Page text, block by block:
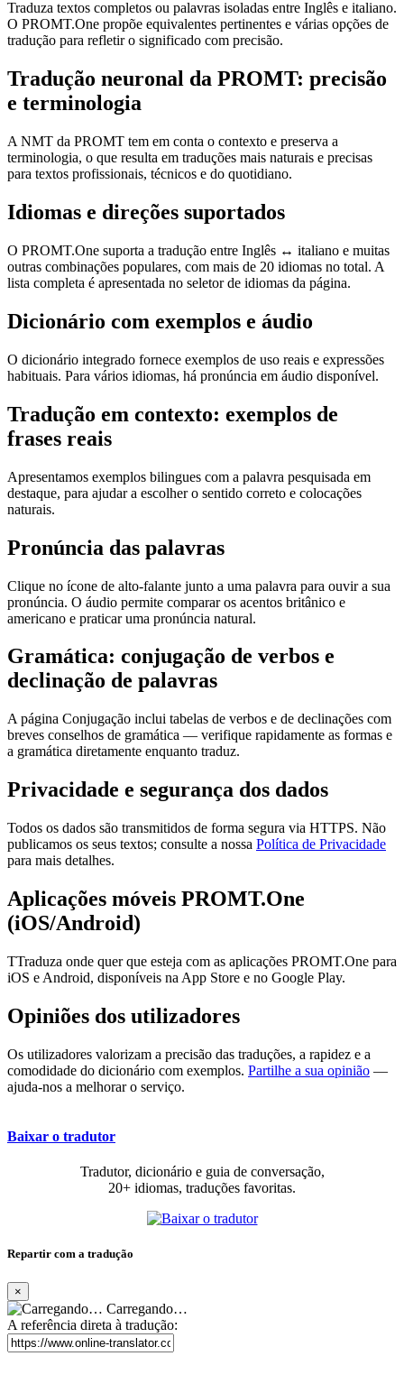
Traduza textos completos ou palavras isoladas entre Inglês e italiano.
O PROMT.One propõe equivalentes pertinentes e várias opções de
tradução para refletir o significado com precisão.
Tradução neuronal da PROMT: precisão
e terminologia
A NMT da PROMT tem em conta o contexto e preserva a
terminologia, o que resulta em traduções mais naturais e precisas
para textos profissionais, técnicos e do quotidiano.
Idiomas e direções suportados
O PROMT.One suporta a tradução entre Inglês ↔ italiano e muitas
outras combinações populares, com mais de 20 idiomas no total. A
lista completa é apresentada no seletor de idiomas da página.
Dicionário com exemplos e áudio
O dicionário integrado fornece exemplos de uso reais e expressões
habituais. Para vários idiomas, há pronúncia em áudio disponível.
Tradução em contexto: exemplos de
frases reais
Apresentamos exemplos bilingues com a palavra pesquisada em
destaque, para ajudar a escolher o sentido correto e colocações
naturais.
Pronúncia das palavras
Clique no ícone de alto-falante junto a uma palavra para ouvir a sua
pronúncia. O áudio permite comparar os acentos britânico e
americano e praticar uma pronúncia natural.
Gramática: conjugação de verbos e
declinação de palavras
A página Conjugação inclui tabelas de verbos e de declinações com
breves conselhos de gramática — verifique rapidamente as formas e
a gramática diretamente enquanto traduz.
Privacidade e segurança dos dados
Todos os dados são transmitidos de forma segura via HTTPS. Não
publicamos os seus textos; consulte a nossa Política de Privacidade
para mais detalhes.
Aplicações móveis PROMT.One
(iOS/Android)
TTraduza onde quer que esteja com as aplicações PROMT.One para
iOS e Android, disponíveis na App Store e no Google Play.
Opiniões dos utilizadores
Os utilizadores valorizam a precisão das traduções, a rapidez e a
comodidade do dicionário com exemplos. Partilhe a sua opinião —
ajuda-nos a melhorar o serviço.
Baixar o tradutor
Tradutor, dicionário e guia de conversação,
20+ idiomas, traduções favoritas.
Repartir com a tradução
×
Carregando…
A referência direta à tradução: